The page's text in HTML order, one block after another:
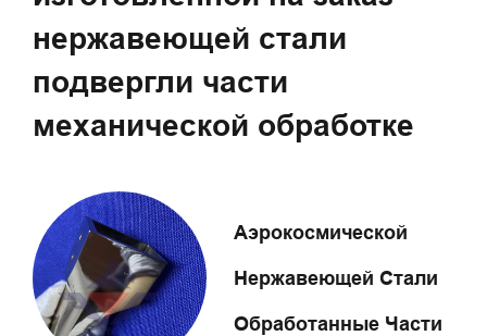
нержавеющей стали
подвергли части
механической обработке
Аэрокосмической
Нержавеющей Стали
Обработанные Части